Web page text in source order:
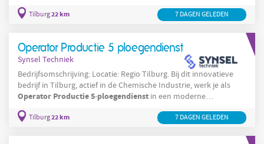
Productie
productieomgeving waar nauwkeurigheid en veiligheid
Tilburg22 km 7 DAGEN GELEDEN
Operator Productie 5 ploegendienst
Synsel Techniek
Bedrijfsomschrijving: Locatie: Regio Tilburg. Bij dit innovatieve
bedrijf in Tilburg, actief in de Chemische Industrie, werk je als
Operator Productie5-ploegendienst in een moderne
van geautomatiseerde
die chemische grondstoffen
Tilburg22 km 7 DAGEN GELEDEN